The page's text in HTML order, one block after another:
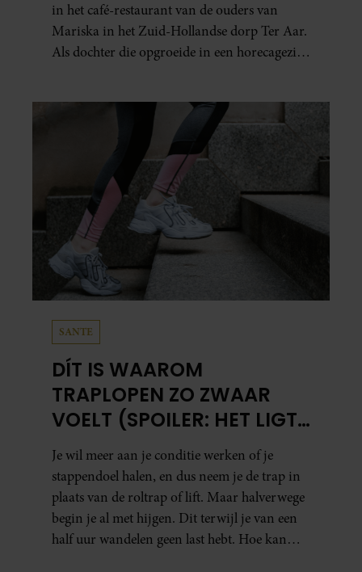
in het café-restaurant van de ouders van
Mariska in het Zuid-Hollandse dorp Ter Aar.
Als dochter die opgroeide in een horecagezin
SANTE
DÍT IS WAAROM
TRAPLOPEN ZO ZWAAR
VOELT (SPOILER: HET LIGT
NIET AAN JE CONDITIE)
Je wil meer aan je conditie werken of je
stappendoel halen, en dus neem je de trap in
plaats van de roltrap of lift. Maar halverwege
begin je al met hijgen. Dit terwijl je van een
half uur wandelen geen last hebt. Hoe kan